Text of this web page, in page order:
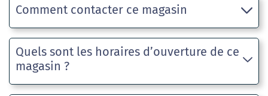
Comment contacter ce magasin
Quels sont les horaires d’ouverture de ce
magasin ?